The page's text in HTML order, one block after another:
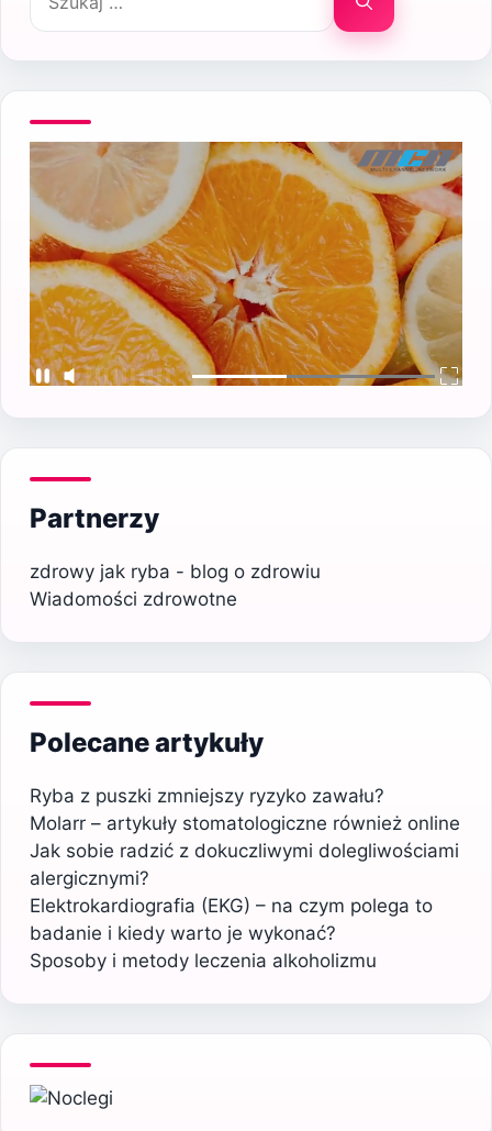
Partnerzy
zdrowy jak ryba - blog o zdrowiu
Wiadomości zdrowotne
Polecane artykuły
Ryba z puszki zmniejszy ryzyko zawału?
Molarr – artykuły stomatologiczne również online
Jak sobie radzić z dokuczliwymi dolegliwościami
alergicznymi?
Elektrokardiografia (EKG) – na czym polega to
badanie i kiedy warto je wykonać?
Sposoby i metody leczenia alkoholizmu